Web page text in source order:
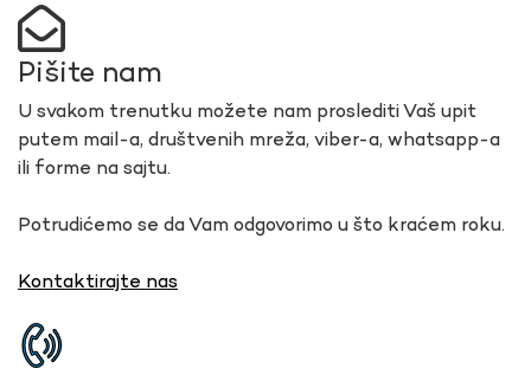
Pišite nam
U svakom trenutku možete nam proslediti Vaš upit
putem mail-a, društvenih mreža, viber-a, whatsapp-a
ili forme na sajtu.
Potrudićemo se da Vam odgovorimo u što kraćem roku.
Kontaktirajte nas